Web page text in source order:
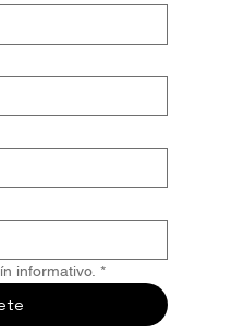
informativo. *